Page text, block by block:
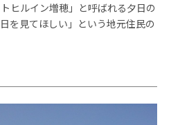
ヒルイン増穂」と呼ばれる夕日の
を見てほしい」という地元住民の